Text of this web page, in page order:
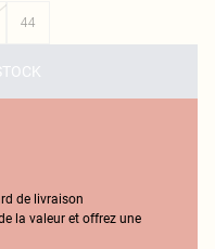
44
de livraison
la valeur et offrez une